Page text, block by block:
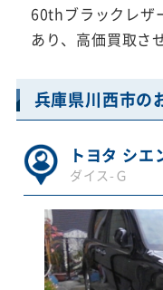
60thブラックレザ
あり、高価買取さ
兵庫県川西市の
トヨタ シエ
ダイス-Ｇ